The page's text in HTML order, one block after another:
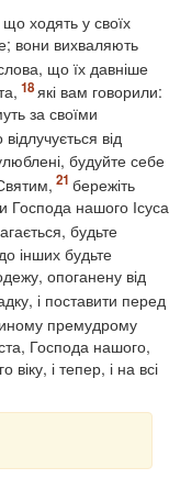
що ходять у своїх
вони вихваляють
що їх давніше
які вам говорили:
за своїми
відлучується від
будуйте себе
бережіть
Господа нашого Ісуса
будьте
інших будьте
опоганену від
і поставити перед
премудрому
Господа нашого,
і тепер, і на всі